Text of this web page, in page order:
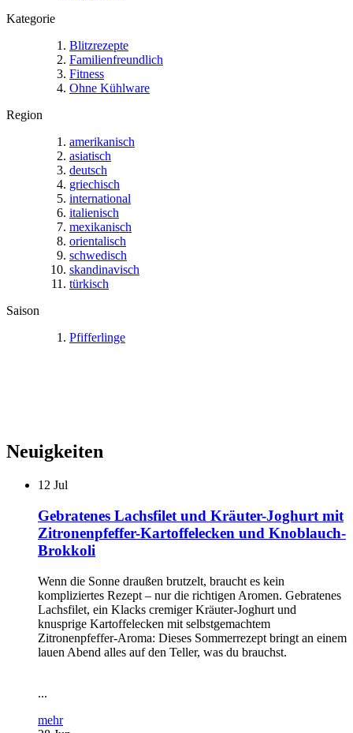
Kategorie
Blitzrezepte
Familienfreundlich
Fitness
Ohne Kühlware
Region
amerikanisch
asiatisch
deutsch
griechisch
international
italienisch
mexikanisch
orientalisch
schwedisch
skandinavisch
türkisch
Saison
Pfifferlinge
Neuigkeiten
12 Jul
Gebratenes Lachsfilet und Kräuter-Joghurt mit
Zitronenpfeffer-Kartoffelecken und Knoblauch-
Brokkoli
Wenn die Sonne draußen brutzelt, braucht es kein
kompliziertes Rezept – nur die richtigen Aromen. Gebratenes
Lachsfilet, ein Klacks cremiger Kräuter-Joghurt und
knusprige Kartoffelecken mit selbstgemachtem
Zitronenpfeffer-Aroma: Dieses Sommerrezept bringt an einem
lauen Abend alles auf den Teller, was du brauchst.
...
mehr